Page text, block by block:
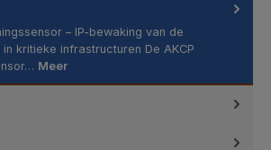
– IP-bewaking van de
kritieke infrastructuren De AKCP
Meer